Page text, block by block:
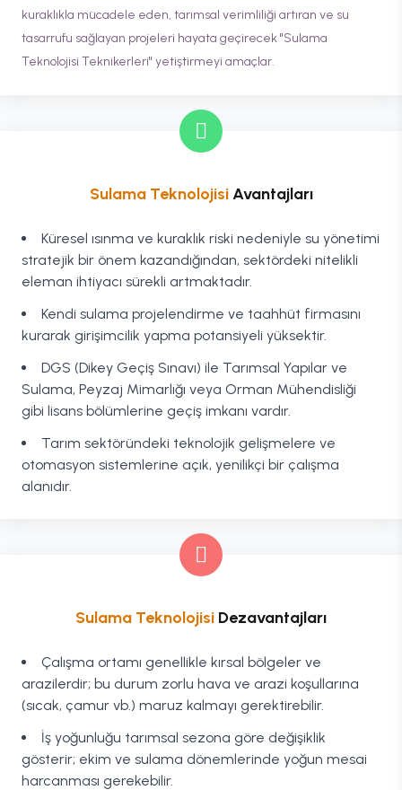
kuraklıkla mücadele eden, tarımsal verimliliği artıran ve su
tasarrufu sağlayan projeleri hayata geçirecek "Sulama
Teknolojisi Teknikerleri" yetiştirmeyi amaçlar.
Sulama TeknolojisiAvantajları
Küresel ısınma ve kuraklık riski nedeniyle su yönetimi
stratejik bir önem kazandığından, sektördeki nitelikli
eleman ihtiyacı sürekli artmaktadır.
Kendi sulama projelendirme ve taahhüt firmasını
kurarak girişimcilik yapma potansiyeli yüksektir.
DGS (Dikey Geçiş Sınavı) ile Tarımsal Yapılar ve
Sulama, Peyzaj Mimarlığı veya Orman Mühendisliği
gibi lisans bölümlerine geçiş imkanı vardır.
Tarım sektöründeki teknolojik gelişmelere ve
otomasyon sistemlerine açık, yenilikçi bir çalışma
alanıdır.
Sulama Teknolojisi Dezavantajları
Çalışma ortamı genellikle kırsal bölgeler ve
arazilerdir; bu durum zorlu hava ve arazi koşullarına
(sıcak, çamur vb.) maruz kalmayı gerektirebilir.
İş yoğunluğu tarımsal sezona göre değişiklik
gösterir; ekim ve sulama dönemlerinde yoğun mesai
harcanması gerekebilir.